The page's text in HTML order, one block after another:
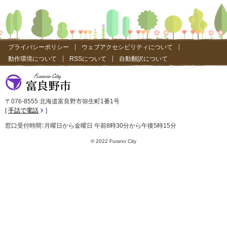
プライバシーポリシー
ウェブアクセシビリティについて
動作環境について
RSSについて 自動翻訳について
〒076-8555 北海道富良野市弥生町1番1号
手話で電話
窓口受付時間：月曜日から金曜日 午前8時30分から午後5時15分
© 2022 Furano City